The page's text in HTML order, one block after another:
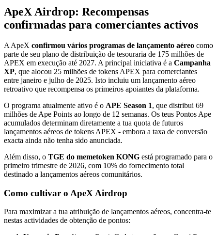
ApeX Airdrop: Recompensas
confirmadas para comerciantes activos
A ApeX confirmou vários programas de lançamento aéreo como
parte de seu plano de distribuição de tesouraria de 175 milhões de
APEX em execução até 2027. A principal iniciativa é a Campanha
XP, que alocou 25 milhões de tokens APEX para comerciantes
entre janeiro e julho de 2025. Isto incluiu um lançamento aéreo
retroativo que recompensa os primeiros apoiantes da plataforma.
O programa atualmente ativo é o APE Season 1, que distribui 69
milhões de Ape Points ao longo de 12 semanas. Os teus Pontos Ape
acumulados determinam diretamente a tua quota de futuros
lançamentos aéreos de tokens APEX - embora a taxa de conversão
exacta ainda não tenha sido anunciada.
Além disso, o TGE do memetoken KONG está programado para o
primeiro trimestre de 2026, com 10% do fornecimento total
destinado a lançamentos aéreos comunitários.
Como cultivar o ApeX Airdrop
Para maximizar a tua atribuição de lançamentos aéreos, concentra-te
nestas actividades de obtenção de pontos: